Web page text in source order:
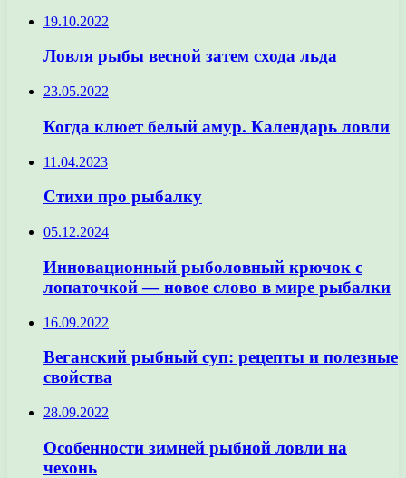
19.10.2022
Ловля рыбы весной затем схода льда
23.05.2022
Когда клюет белый амур. Календарь ловли
11.04.2023
Стихи про рыбалку
05.12.2024
Инновационный рыболовный крючок с
лопаточкой — новое слово в мире рыбалки
16.09.2022
Веганский рыбный суп: рецепты и полезные
свойства
28.09.2022
Особенности зимней рыбной ловли на
чехонь